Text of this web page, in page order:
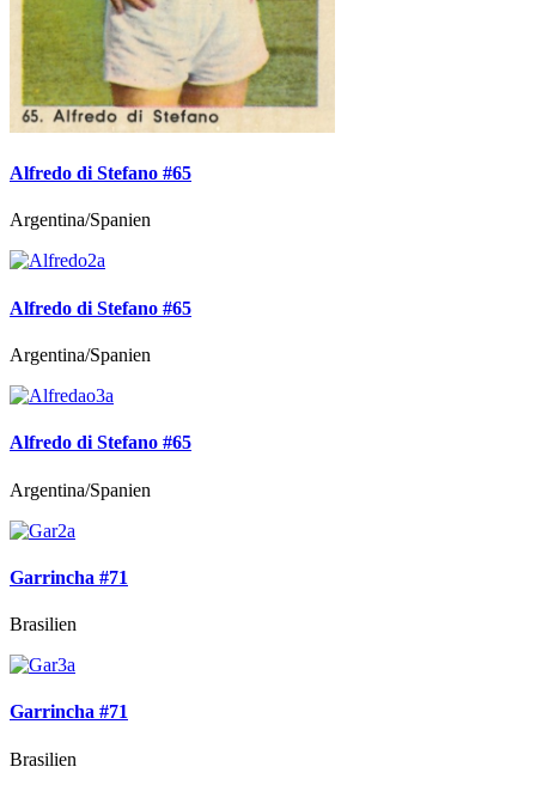
Alfredo di Stefano #65
Argentina/Spanien
Alfredo di Stefano #65
Argentina/Spanien
Alfredo di Stefano #65
Argentina/Spanien
Garrincha #71
Brasilien
Garrincha #71
Brasilien